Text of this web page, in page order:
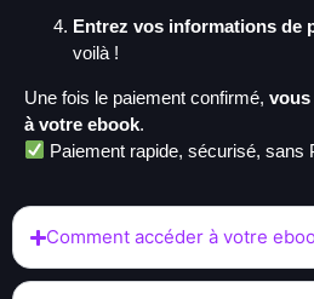
Entrez vos informations de
voilà !
Une fois le paiement confirmé, vous
à votre ebook.
Paiement rapide, sécurisé, sans
Comment accéder à votre